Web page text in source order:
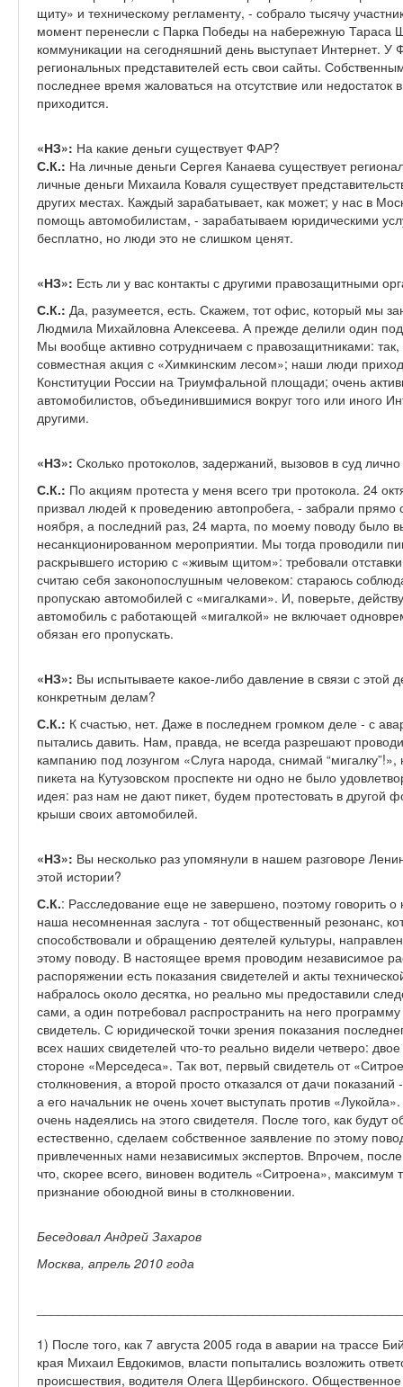
щиту» и техническому регламенту, - собрало тысячу
момент перенесли с Парка Победы на набережную Тараса
коммуникации на сегодняшний день выступает Интернет.
региональных представителей есть свои сайты.
последнее время жаловаться на отсутствие или
приходится.
«НЗ»: На какие деньги существует ФАР?
С.К.: На личные деньги Сергея Канаева существует
личные деньги Михаила Коваля существует
других местах. Каждый зарабатывает, как может; у нас в
помощь автомобилистам, - зарабатываем юридическими
бесплатно, но люди это не слишком ценят.
«НЗ»: Есть ли у вас контакты с другими правозащитными
С.К.: Да, разумеется, есть. Скажем, тот офис, который мы
Людмила Михайловна Алексеева. А прежде делили один
Мы вообще активно сотрудничаем с правозащитниками:
совместная акция с «Химкинским лесом»; наши люди
Конституции России на Триумфальной площади; очень
автомобилистов, объединившимися вокруг того или иного
другими.
«НЗ»: Сколько протоколов, задержаний, вызовов в суд
С.К.: По акциям протеста у меня всего три протокола. 24
призвал людей к проведению автопробега, - забрали
ноября, а последний раз, 24 марта, по моему поводу было
несанкционированном мероприятии. Мы тогда проводили
раскрывшего историю с «живым щитом»: требовали
считаю себя законопослушным человеком: стараюсь
пропускаю автомобилей с «мигалками». И, поверьте,
автомобиль с работающей «мигалкой» не включает
обязан его пропускать.
«НЗ»: Вы испытываете какое-либо давление в связи с этой
конкретным делам?
С.К.: К счастью, нет. Даже в последнем громком деле - с
пытались давить. Нам, правда, не всегда разрешают
кампанию под лозунгом «Слуга народа, снимай
пикета на Кутузовском проспекте ни одно не было
идея: раз нам не дают пикет, будем протестовать в другой
крыши своих автомобилей.
«НЗ»: Вы несколько раз упомянули в нашем разговоре
этой истории?
С.К.: Расследование еще не завершено, поэтому говорить
наша несомненная заслуга - тот общественный резонанс,
способствовали и обращению деятелей культуры,
этому поводу. В настоящее время проводим независимое
распоряжении есть показания свидетелей и акты
набралось около десятка, но реально мы предоставили
сами, а один потребовал распространить на него
свидетель. С юридической точки зрения показания
всех наших свидетелей что-то реально видели четверо:
стороне «Мерседеса». Так вот, первый свидетель от
столкновения, а второй просто отказался от дачи
а его начальник не очень хочет выступать против
очень надеялись на этого свидетеля. После того, как
естественно, сделаем собственное заявление по этому
привлеченных нами независимых экспертов. Впрочем,
что, скорее всего, виновен водитель «Ситроена»,
признание обоюдной вины в столкновении.
Беседовал Андрей Захаров
Москва, апрель 2010 года
1) После того, как 7 августа 2005 года в аварии на трассе
края Михаил Евдокимов, власти попытались возложить
происшествия, водителя Олега Щербинского.